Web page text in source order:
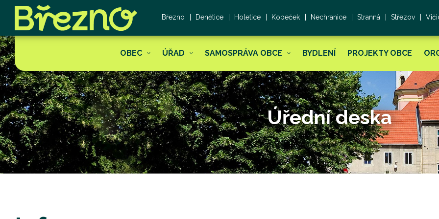
Březno Denětice Holetice Kopeček Nechranice Stranná Střezov
OBEC ÚŘAD SAMOSPRÁVA OBCE BYDLENÍ PROJEKTY OBCE
Úřední deska